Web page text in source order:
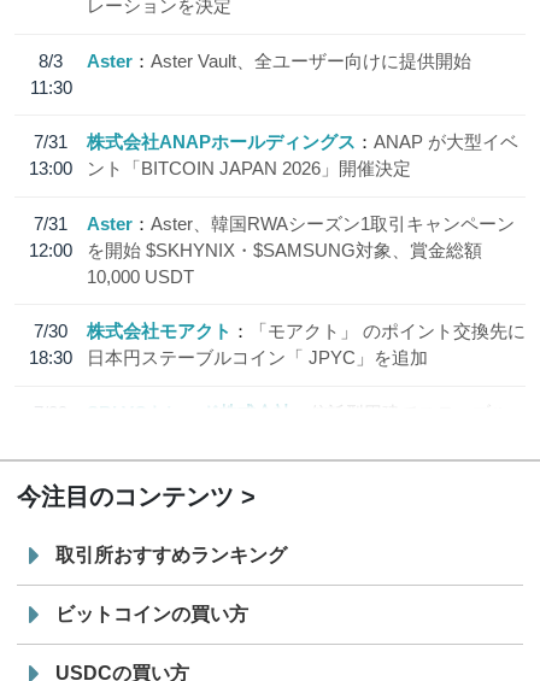
レーションを決定
8/3
11:30
Aster Aster Vault、全ユーザー向けに提供開始
7/31
13:00
株式会社ANAPホールディングス
ANAP が大型イベ
ント「BITCOIN JAPAN 2026」開催決定
7/31
12:00
Aster
Aster、韓国RWAシーズン1取引キャンペーン
を開始 $SKHYNIX・$SAMSUNG対象、賞金総額
10,000 USDT
7/30
18:30
株式会社モアクト
「モアクト」 のポイント交換先に
日本円ステーブルコイン「 JPYC」を追加
7/29
SBI VCトレード株式会社
信託型円建てステーブル
今注目のコンテンツ
取引所おすすめランキング
ビットコインの買い方
USDCの買い方